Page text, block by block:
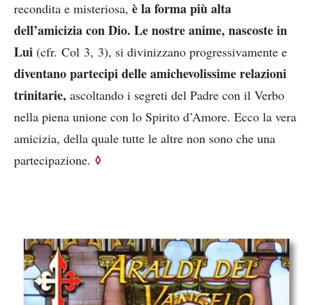
recondita e misteriosa, è la forma più alta
dell’amicizia con Dio. Le nostre anime, nascoste in
Lui (cfr. Col 3, 3), si divinizzano progressivamente e
diventano partecipi delle amichevolissime relazioni
trinitarie, ascoltando i segreti del Padre con il Verbo
nella piena unione con lo Spirito d’Amore. Ecco la vera
amicizia, della quale tutte le altre non sono che una
partecipazione. ◊